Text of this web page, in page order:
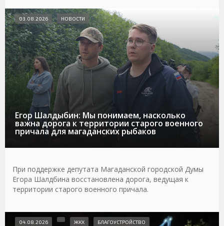
Егор Шалдыбин: Мы понимаем, насколько
важна дорога к территории старого военного
причала для магаданских рыбаков
03.08.2026 НОВОСТИ
При поддержке депутата Магаданской городской Думы
Егора Шалдбина восстановлена дорога, ведущая к
территории старого военного причала.
04.08.2026 ЖКХ БЛАГОУСТРОЙСТВО